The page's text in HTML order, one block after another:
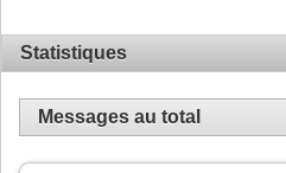
Statistiques
Messages au total